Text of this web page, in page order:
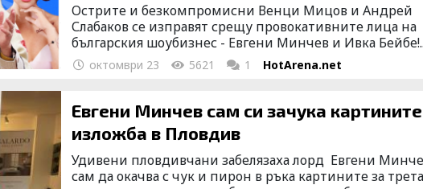
Острите и безкомпромисни Венци Мицов и Андрей
Слабаков се изправят срещу провокативните лица на
българския шоубизнес - Евгени Минчев и Ивка
октомври 23 5621 1 HotArena.net
Евгени Минчев сам си зачука
изложба в Пловдив
Удивени пловдивчани забелязаха лорд Евгени
сам да окачва с чук и пирон в ръка картините за